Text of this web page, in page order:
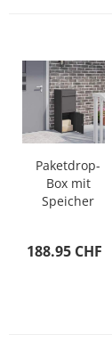
Paketdrop-
Box mit
Speicher
103 cm
188.95 CHF